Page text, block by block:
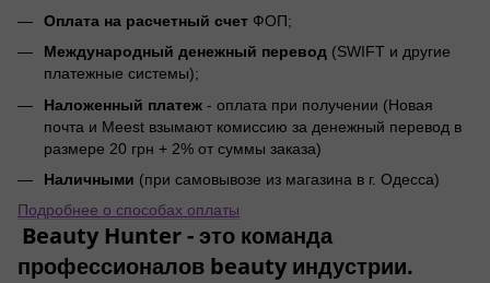
Оплата на расчетный счет ФОП;
Международный денежный перевод (SWIFT и другие
платежные системы);
Наложенный платеж - оплата при получении (Новая
почта и Meest взымают комиссию за денежный перевод в
размере 20 грн + 2% от суммы заказа)
Наличными (при самовывозе из магазина в г. Одесса)
Подробнее о способах оплаты
Beauty Hunter - это команда
профессионалов beauty индустрии.